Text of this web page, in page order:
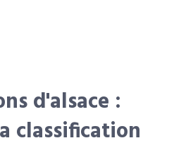
d'alsace :
classification